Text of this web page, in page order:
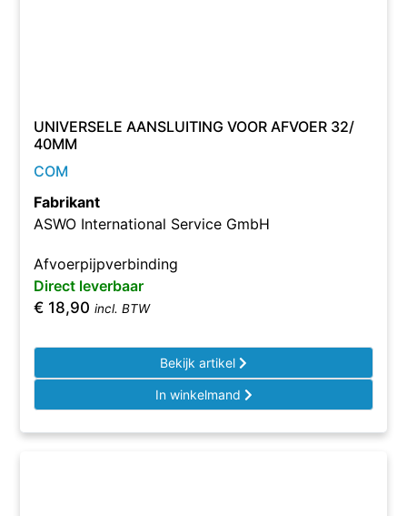
UNIVERSELE AANSLUITING VOOR AFVOER 32/
40MM
COM
Fabrikant
ASWO International Service GmbH
Afvoerpijpverbinding
Direct leverbaar
€ 18,90 incl. BTW
Bekijk artikel
In winkelmand